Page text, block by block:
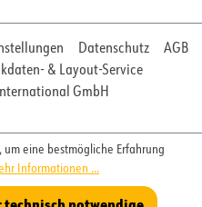
Datenschutz
AGB
& Layout-Service
GmbH
um eine bestmögliche Erfahrung
Informationen ...